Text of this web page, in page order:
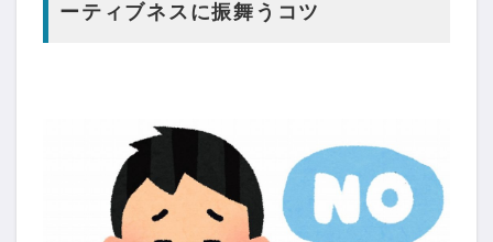
ーティブネスに振舞うコツ